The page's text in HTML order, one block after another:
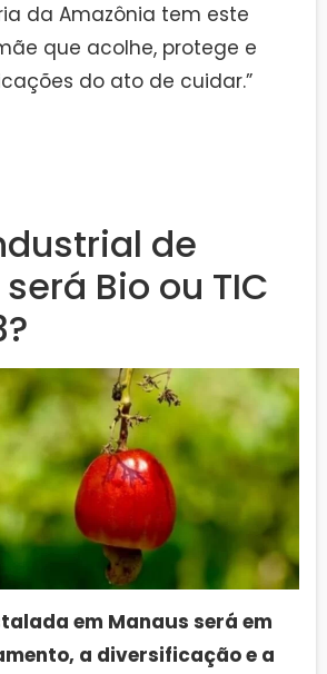
da Amazônia tem este
que acolhe, protege e
do ato de cuidar.”
de
Bio ou TIC
em Manaus será em
a diversificação e a